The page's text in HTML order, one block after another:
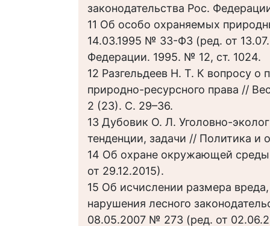
законодательства Рос.
11 Об особо охраняемых
14.03.1995 № 33-ФЗ (ред. от
Федерации. 1995. № 12, ст. 1024.
12 Разгельдеев Н. Т. К вопросу о
природно-ресурсного права //
2 (23). С. 29–36.
13 Дубовик О. Л. Уголовно-
тенденции, задачи // Политика
14 Об охране окружающей
от 29.12.2015).
15 Об исчислении размера
нарушения лесного
08.05.2007 № 273 (ред. от